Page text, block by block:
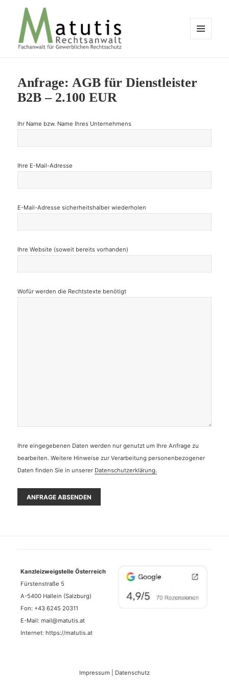
Gewerblicher Rechtsschutz,
Datenschutzrecht & IT-Recht –
Anfrage: AGB für Dienstleister
B2B – 2.100 EUR
Ihr Name bzw. Name Ihres Unternehmens
Ihre E-Mail-Adresse
E-Mail-Adresse sicherheitshalber wiederholen
Bitte lasse dieses Feld leer.
Ihre Website (soweit bereits vorhanden)
Wofür werden die Rechtstexte benötigt
Ihre eingegebenen Daten werden nur genutzt um Ihre Anfrage zu
bearbeiten. Weitere Hinweise zur Verarbeitung personenbezogener
Daten finden Sie in unserer Datenschutzerklärung.
Kanzleizweigstelle Österreich
Fürstenstraße 5
A-5400 Hallein (Salzburg)
Fon: +43 6245 20311
E-Mail:mail@matutis.at
Internet:https://matutis.at
Impressum Datenschutz